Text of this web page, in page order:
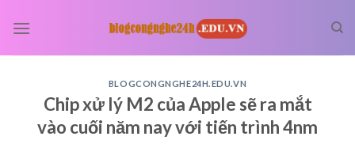
BLOGCONGNGHE24H.EDU.VN
Chip xử lý M2 của Apple sẽ ra mắt
vào cuối năm nay với tiến trình 4nm